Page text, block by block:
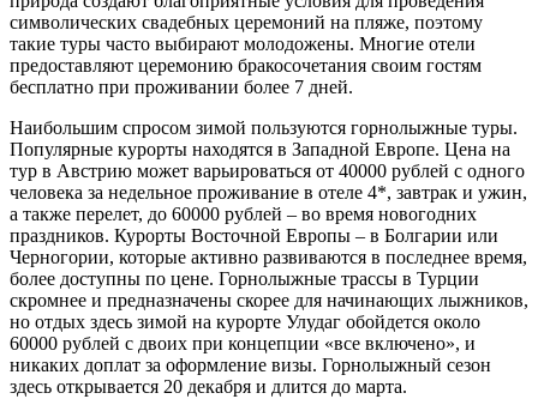
символических свадебных церемоний на пляже, поэтому
такие туры часто выбирают молодожены. Многие отели
предоставляют церемонию бракосочетания своим гостям
бесплатно при проживании более 7 дней.
Наибольшим спросом зимой пользуются горнолыжные туры.
Популярные курорты находятся в Западной Европе. Цена на
тур в Австрию может варьироваться от 40000 рублей с одного
человека за недельное проживание в отеле 4*, завтрак и ужин,
а также перелет, до 60000 рублей – во время новогодних
праздников. Курорты Восточной Европы – в Болгарии или
Черногории, которые активно развиваются в последнее время,
более доступны по цене. Горнолыжные трассы в Турции
скромнее и предназначены скорее для начинающих лыжников,
но отдых здесь зимой на курорте Улудаг обойдется около
60000 рублей с двоих при концепции «все включено», и
никаких доплат за оформление визы. Горнолыжный сезон
здесь открывается 20 декабря и длится до марта.